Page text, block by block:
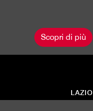
Scopri di più
LAZIO